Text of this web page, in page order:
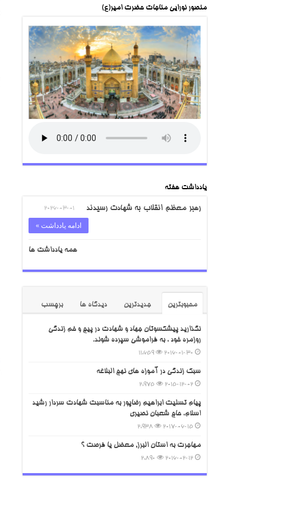
منصور نورایی مناجات حضرت امیر(ع)
یادداشت هفته
رهبر معظم انقلاب به شهادت رسیدند 2026-03-01
ادامه یادداشت »
همه یادداشت ها
محبوبترین جدیدترین دیدگاه ها برچسب
نگذارید پیشکسوتان جهاد و شهادت در پیچ و خم زندگی
روزمره خود ، به فراموشی سپرده شوند.
2016-01-30
11,659
سبک زندگی در آموزه های نهج البلاغه
2015-12-02
2,975
پیام تسلیت ابراهیم رضاپور به مناسبت شهادت سردار رشید
اسلام، حاج شعبان نصیری
2017-06-15
2,938
مهاجرت به استان البرز, معضل یا فرصت ؟
2016-02-12
2,890